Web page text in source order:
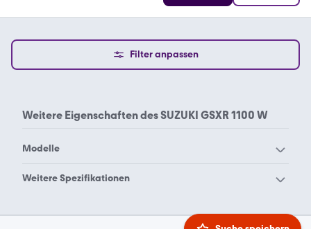
Filter anpassen
Weitere Eigenschaften desSUZUKI GSXR 1100 W
Modelle
Suzuki Address 110
Suzuki Bandit 1200 S
Suzuki Bandit 1200
Weitere Spezifikationen
Suzuki 125